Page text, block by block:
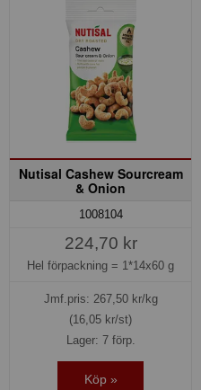
Nutisal Cashew Sourcream
& Onion
1008104
224,70 kr
Hel förpackning = 1*14x60 g
Jmf.pris: 267,50kr/kg
(16,05 kr/st)
Lager: 7 förp.
Köp »